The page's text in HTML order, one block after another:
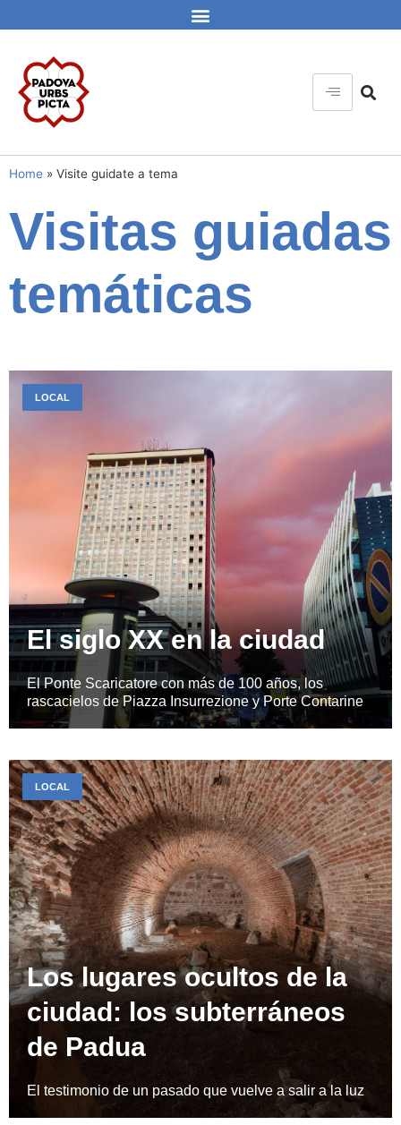
Home » Visite guidate a tema
Visitas guiadas
temáticas
El siglo XX en la ciudad
El Ponte Scaricatore con más de 100 años, los
rascacielos de Piazza Insurrezione y Porte Contarine
LOCAL
Los lugares ocultos de la
ciudad: los subterráneos
de Padua
El testimonio de un pasado que vuelve a salir a la luz
LOCAL